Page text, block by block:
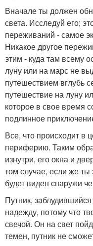
Вначале ты должен
света. Исследуй его;
переживаний - самое
Никакое другое
этим - куда там всему
луну или на марс не
путешествием вглубь
путешествие на луну
которое в свое время
подлинное
Все, что происходит в
периферию. Таким
изнутри, его окна и
том случае, если же
будет виден снаружи
Путник,
надежду, потому что
свечой. Он на свет
темен, путник не